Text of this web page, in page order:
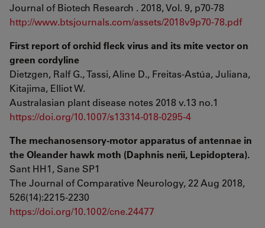
Journal of Biotech Research . 2018, Vol. 9, p70-78
http://www.btsjournals.com/assets/2018v9p70-78.pdf
First report of orchid fleck virus and its mite vector on
green cordyline
Dietzgen, Ralf G., Tassi, Aline D., Freitas-Astúa, Juliana,
Kitajima, Elliot W.
Australasian plant disease notes 2018 v.13 no.1
https://doi.org/10.1007/s13314-018-0295-4
The mechanosensory-motor apparatus of antennae in
the Oleander hawk moth (Daphnis nerii, Lepidoptera).
Sant HH1, Sane SP1
The Journal of Comparative Neurology, 22 Aug 2018,
526(14):2215-2230
https://doi.org/10.1002/cne.24477